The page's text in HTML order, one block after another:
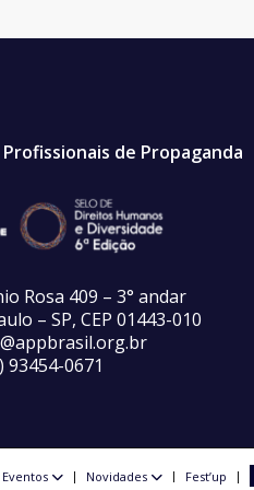
de Propaganda
Rosa 409 – 3° andar
– SP, CEP 01443-010
93454-0671
Eventos Novidades Fest’up